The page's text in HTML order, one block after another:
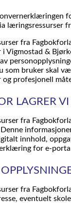
læringsressurser
fra
i Vigmostad &
som bruker skal
og profesjonell
LAGRER
fra
innhold,
for e-
fra
eventuelt